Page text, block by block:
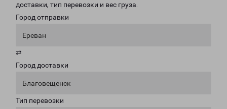
доставки, тип перевозки и вес груза.
Город отправки
Ереван
⇄
Город доставки
Благовещенск
Тип перевозки